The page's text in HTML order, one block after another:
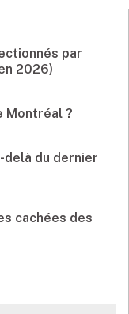
par
2026)
Montréal ?
delà du dernier
cachées des